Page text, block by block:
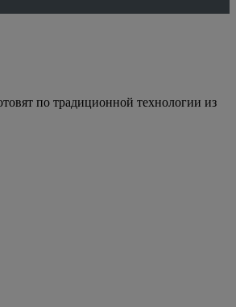
по традиционной технологии из